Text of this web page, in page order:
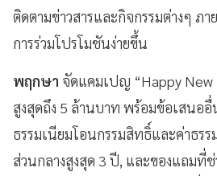
ติดตามข่าวสารและกิจกรรมต่างๆ ภา
การร่วมโปรโมชันง่ายขึ้น
พฤกษา จัดแคมเปญ “Happy
สูงสุดถึง 5 ล้านบาท พร้อมข้อเสนอ
ธรรมเนียมโอนกรรมสิทธิ์และค่าธร
ส่วนกลางสูงสุด 3 ปี, และของแถมที่